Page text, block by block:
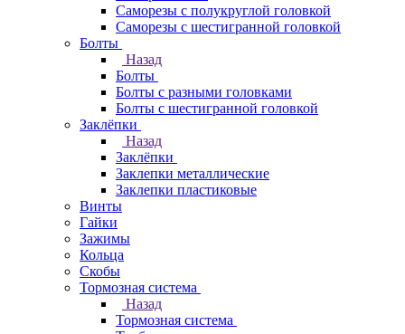
Саморезы с полукруглой головкой
Саморезы с шестигранной головкой
Болты
Назад
Болты
Болты с разными головками
Болты с шестигранной головкой
Заклёпки
Назад
Заклёпки
Заклепки металлические
Заклепки пластиковые
Винты
Гайки
Зажимы
Кольца
Скобы
Тормозная система
Назад
Тормозная система